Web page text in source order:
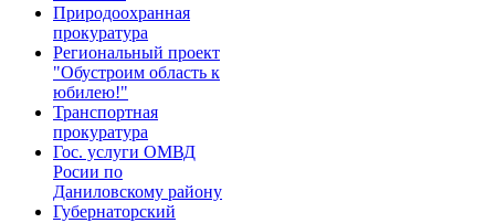
Природоохранная
прокуратура
Региональный проект
"Обустроим область к
юбилею!"
Транспортная
прокуратура
Гос. услуги ОМВД
Росии по
Даниловскому району
Губернаторский